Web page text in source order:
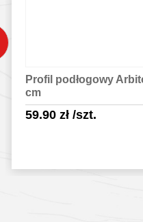
Profil podłogowy
cm
59.90 zł/szt.